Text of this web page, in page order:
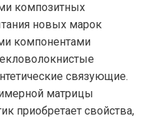
композитных
новых марок
компонентами
связующие.
матрицы
приобретает свойства,